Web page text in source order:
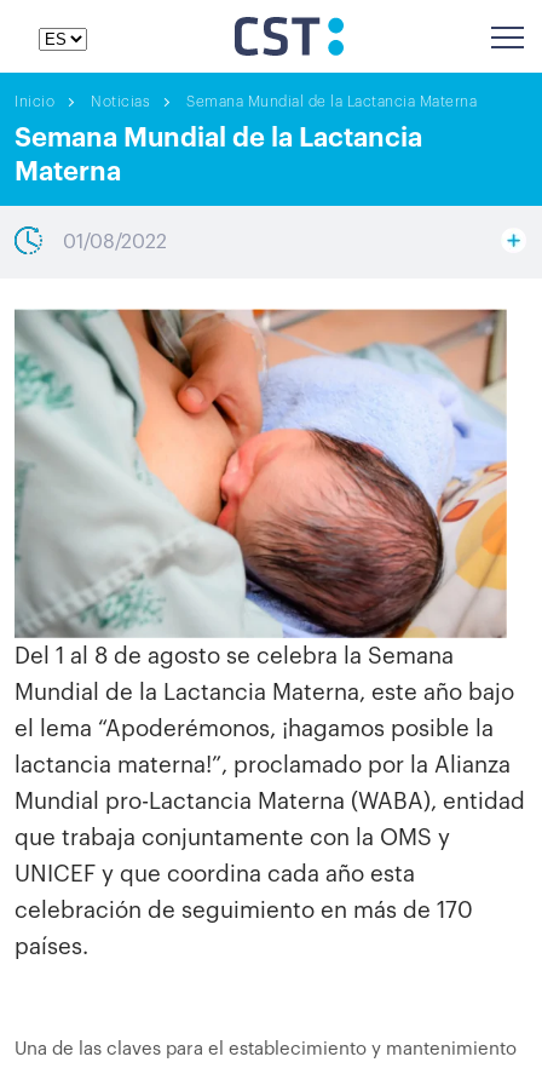
Inicio Noticias Semana Mundial de la Lactancia Materna
Semana Mundial de la Lactancia
Materna
01/08/2022
Del 1 al 8 de agosto se celebra la Semana
Mundial de la Lactancia Materna, este año bajo
el lema “Apoderémonos, ¡hagamos posible la
lactancia materna!”, proclamado por la Alianza
Mundial pro-Lactancia Materna (WABA), entidad
que trabaja conjuntamente con la OMS y
UNICEF y que coordina cada año esta
celebración de seguimiento en más de 170
países.
Una de las claves para el establecimiento y mantenimiento